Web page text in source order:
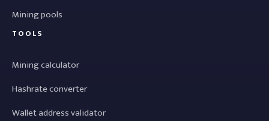
Mining pools
TOOLS
Mining calculator
Hashrate converter
Wallet address validator